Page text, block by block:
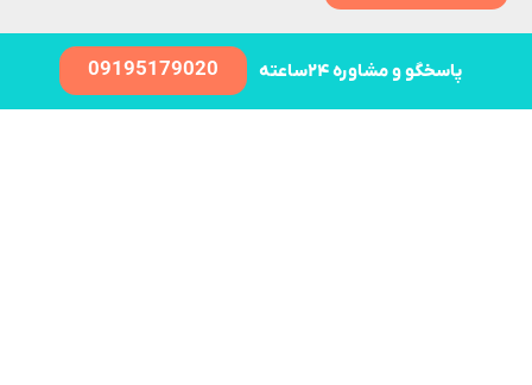
پاسخگو و مشاوره ۲۴ساعته 09195179020